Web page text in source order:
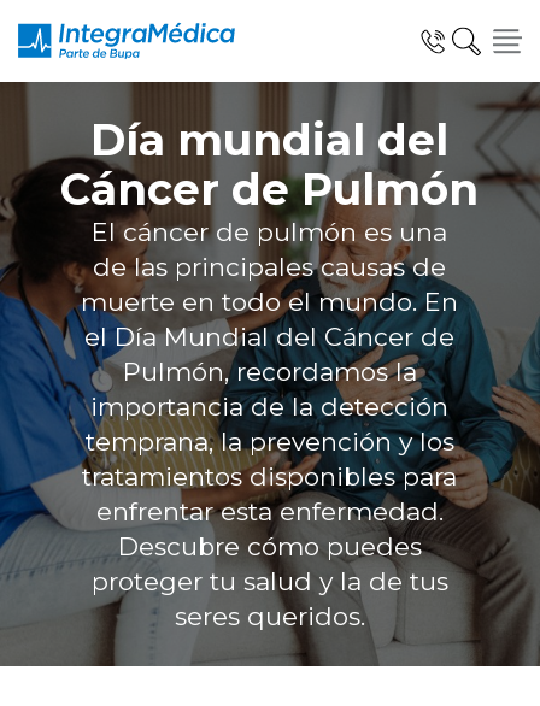
Especialidades y Servicios
Telemedicina Blua
Clínicas Dentales
Planes y Convenios
Pacientes Fonasa
Día mundial del
Cáncer de Pulmón
El cáncer de pulmón es una
de las principales causas de
muerte en todo el mundo. En
el Día Mundial del Cáncer de
Pulmón, recordamos la
importancia de la detección
temprana, la prevención y los
tratamientos disponibles para
enfrentar esta enfermedad.
Descubre cómo puedes
proteger tu salud y la de tus
seres queridos.